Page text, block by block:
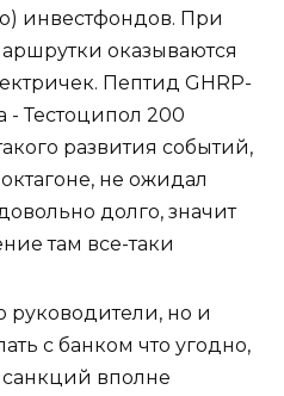
инвестфондов. При
оказываются
Пептид GHRP-
- Тестоципол 200
развития событий,
не ожидал
долго, значит
там все-таки
руководители, но и
с банком что угодно,
вполне